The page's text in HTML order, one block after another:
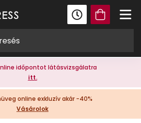
időpontot látásvizsgálatra
itt.
online exkluzív akár -40%
Vásárolok